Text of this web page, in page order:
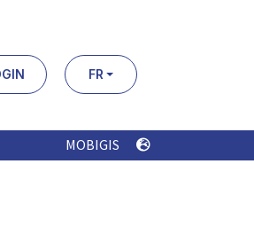
FR
MOBIGIS